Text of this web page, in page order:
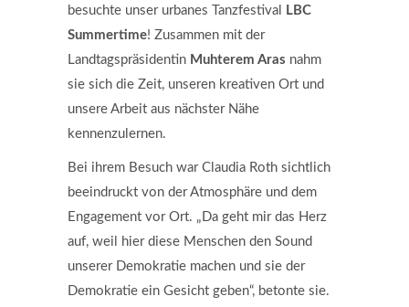
besuchte unser urbanes Tanzfestival
LBC
Summertime! Zusammen mit der
Landtagspräsidentin Muhterem Aras nahm
sie sich die Zeit, unseren kreativen Ort und
unsere Arbeit aus nächster Nähe
kennenzulernen.
Bei ihrem Besuch war Claudia Roth sichtlich
beeindruckt von der Atmosphäre und dem
Engagement vor Ort. „Da geht mir das Herz
auf, weil hier diese Menschen den Sound
unserer Demokratie machen und sie der
Demokratie ein Gesicht geben“, betonte sie.